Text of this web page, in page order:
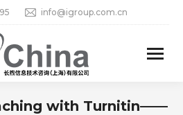
info@igroup.com.cn
with Turnitin——